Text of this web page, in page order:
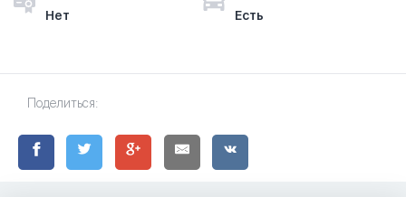
Нет
Есть
Поделиться: